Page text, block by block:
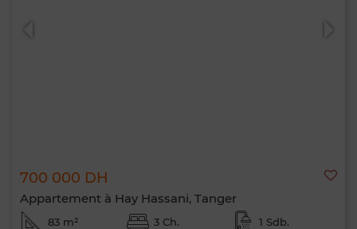
700 000 DH
Appartement à Hay Hassani, Tanger
83 m² 3 Ch. 1 Sdb.